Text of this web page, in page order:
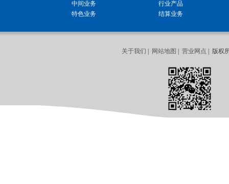
中间业务
特色业务
行业产品
结算业务
关于我们 网站地图 营业网点 | 版权